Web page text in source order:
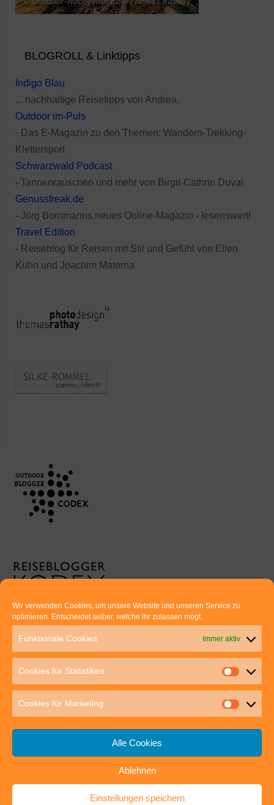
Wir verwenden Cookies, um unsere Website und unseren Service zu
optimieren. Entscheidet selber, welche ihr zulassen mögt.
Funktionale Cookies Immer aktiv
Cookies für Statistiken
Cookies für Marketing
Alle Cookies
Ablehnen
Einstellungen speichern
BLOGROLL & Linktipps
Indigo Blau
... nachhaltige Reisetipps von Andrea.
Outdoor im-Puls
- Das E-Magazin zu den Themen: Wandern-Trekking-
Klettersport
Schwarzwald Podcast
- Tannenrauschen und mehr von Birgit-Cathrin Duval
Genussfreak.de
- Jörg Bornmanns neues Online-Magazin - lesenswert!
Travel Edition
- Reiseblog für Reisen mit Stil und Gefühl von Ellen
Kuhn und Joachim Materna
Euer direkter Draht zu uns:
Thomas Rathay und Silke Rommel
70563 Stuttgart
post@outdoor-hochgenuss.de
IMPRESSUM DATENSCHUTZ